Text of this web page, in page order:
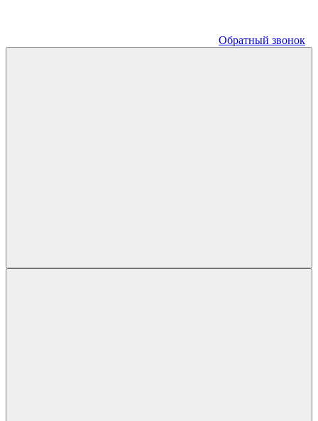
Обратный звонок